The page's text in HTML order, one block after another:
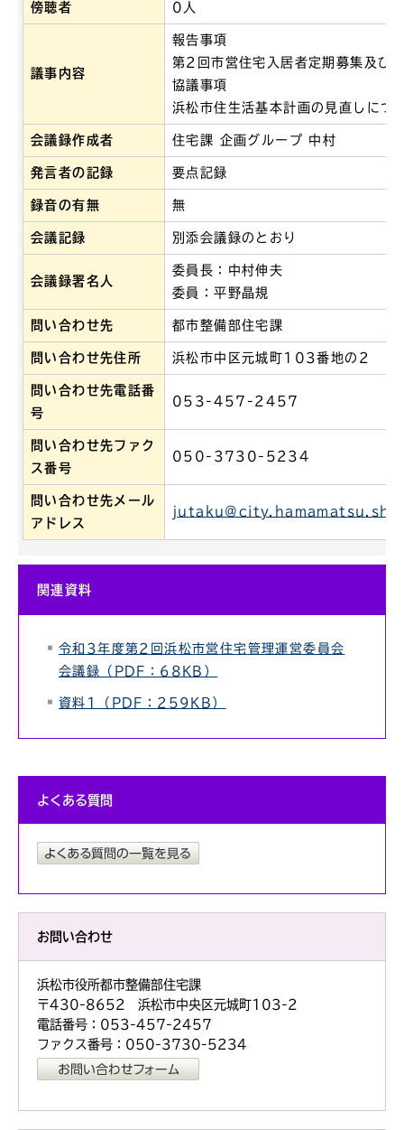
傍聴者 0人
議事内容
報告事項
第2回市営住宅入居者定期募集及び
協議事項
浜松市住生活基本計画の見直しにつ
会議録作成者 住宅課 企画グループ 中村
発言者の記録 要点記録
録音の有無 無
会議記録 別添会議録のとおり
会議録署名人
委員長：中村伸夫
委員：平野晶規
問い合わせ先 都市整備部住宅課
問い合わせ先住所 浜松市中区元城町103番地の2
問い合わせ先電話番
号
053-457-2457
問い合わせ先ファク
ス番号
050-3730-5234
問い合わせ先メール
アドレス
関連資料
令和3年度第2回浜松市営住宅管理運営委員会
会議録（PDF：68KB）
資料1（PDF：259KB）
よくある質問
お問い合わせ
浜松市役所都市整備部住宅課
〒430-8652 浜松市中央区元城町103-2
電話番号：053-457-2457
ファクス番号：050-3730-5234